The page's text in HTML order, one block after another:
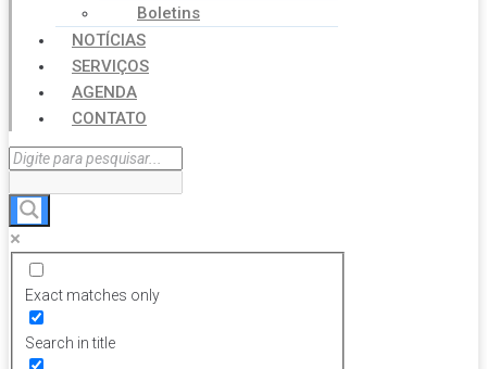
Boletins
NOTÍCIAS
SERVIÇOS
AGENDA
CONTATO
Exact matches only
Search in title